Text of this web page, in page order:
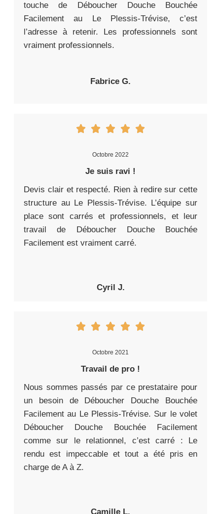
touche de Déboucher Douche Bouchée
Facilement au Le Plessis-Trévise, c’est
l’adresse à retenir. Les professionnels sont
vraiment professionnels.
Fabrice G.
Octobre 2022
Je suis ravi !
Devis clair et respecté. Rien à redire sur cette
structure au Le Plessis-Trévise. L’équipe sur
place sont carrés et professionnels, et leur
travail de Déboucher Douche Bouchée
Facilement est vraiment carré.
Cyril J.
Octobre 2021
Travail de pro !
Nous sommes passés par ce prestataire pour
un besoin de Déboucher Douche Bouchée
Facilement au Le Plessis-Trévise. Sur le volet
Déboucher Douche Bouchée Facilement
comme sur le relationnel, c’est carré : Le
rendu est impeccable et tout a été pris en
charge de A à Z.
Camille L.